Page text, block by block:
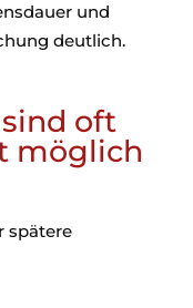
und
deutlich.
oft
möglich
spätere